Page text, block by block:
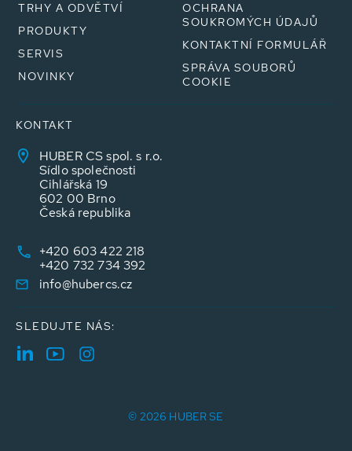
TRHY A ODVĚTVÍ
PRODUKTY
SERVIS
NOVINKY
OCHRANA
SOUKROMÝCH ÚDAJŮ
KONTAKTNÍ FORMULÁŘ
SPRÁVA SOUBORŮ
COOKIE
KONTAKT
HUBER CS spol. s r.o.
Sídlo společnosti
Cihlářská 19
602 00 Brno
Česká republika
+420 603 422 218
+420 732 734 392
info@hubercs.cz
SLEDUJTE NÁS:
© 2026 HUBER SE